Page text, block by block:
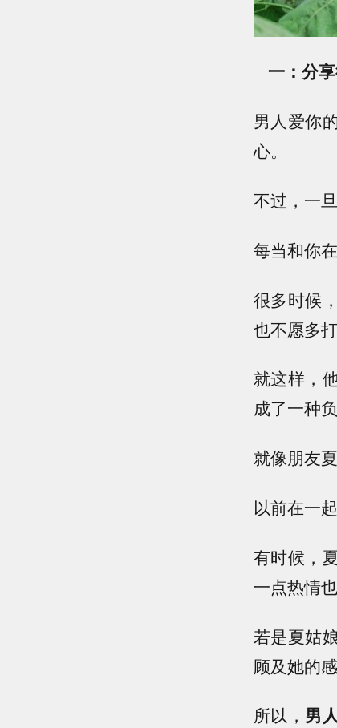
一：分
男人爱你
心。
不过，一
每当和你
很多时候
也不愿多
就这样，
成了一种负
就像朋友
以前在一
有时候，
一点热情也
若是夏姑
顾及她的感
所以， 男